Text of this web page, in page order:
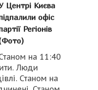
Центрі Києва
офіс
Регіонів
на 11:40
Люди
Станом на